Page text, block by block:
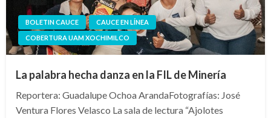
BOLETIN CAUCE
CAUCE EN LÍNEA
COBERTURA UAM XOCHIMILCO
La palabra hecha danza en la FIL de Minería
Reportera: Guadalupe Ochoa ArandaFotografías: José
Ventura Flores Velasco La sala de lectura “Ajolotes